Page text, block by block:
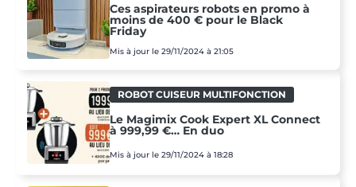
Ces aspirateurs robots en promo à
moins de 400 € pour le Black
Friday
Mis à jour le 29/11/2024 à 21:05
ROBOT CUISEUR MULTIFONCTION
Le Magimix Cook Expert XL Connect
à 999,99 €… En duo
Mis à jour le 29/11/2024 à 18:28